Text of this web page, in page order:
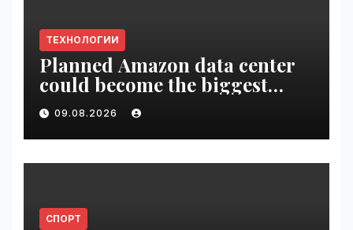
ТЕХНОЛОГИИ
Planned Amazon data center
could become the biggest
climate polluter in the U.S. |
VseTime.ru
09.08.2026
СПОРТ